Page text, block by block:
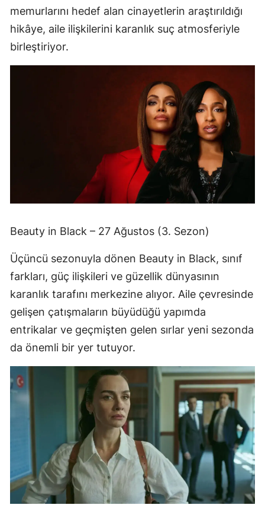
memurlarını hedef alan cinayetlerin araştırıldığı
hikâye, aile ilişkilerini karanlık suç atmosferiyle
birleştiriyor.
Beauty in Black – 27 Ağustos (3. Sezon)
Üçüncü sezonuyla dönen Beauty in Black, sınıf
farkları, güç ilişkileri ve güzellik dünyasının
karanlık tarafını merkezine alıyor. Aile çevresinde
gelişen çatışmaların büyüdüğü yapımda
entrikalar ve geçmişten gelen sırlar yeni sezonda
da önemli bir yer tutuyor.